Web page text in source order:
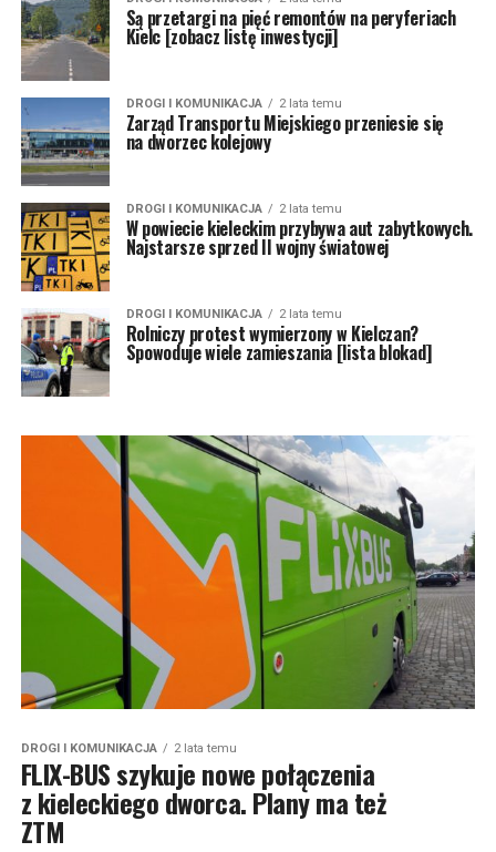
Są przetargi na pięć remontów na peryferiach
Kielc [zobacz listę inwestycji]
DROGI I KOMUNIKACJA 2 lata temu
Zarząd Transportu Miejskiego przeniesie się
na dworzec kolejowy
DROGI I KOMUNIKACJA 2 lata temu
W powiecie kieleckim przybywa aut zabytkowych.
Najstarsze sprzed II wojny światowej
DROGI I KOMUNIKACJA 2 lata temu
Rolniczy protest wymierzony w Kielczan?
Spowoduje wiele zamieszania [lista blokad]
DROGI I KOMUNIKACJA 2 lata temu
FLIX-BUS szykuje nowe połączenia
z kieleckiego dworca. Plany ma też
ZTM